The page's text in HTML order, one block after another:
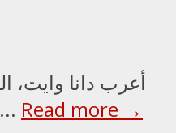
أعرب دانا وايت،
UFC، عن ثقته المطلقة... Read more →